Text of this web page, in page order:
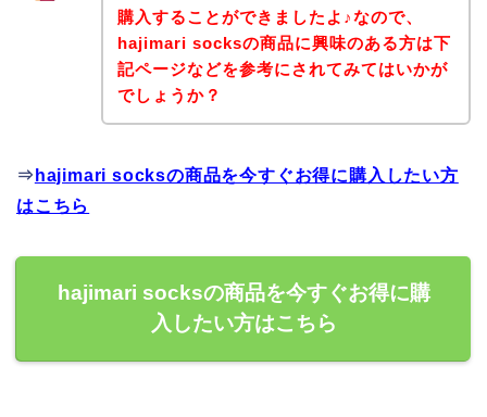
購入することができましたよ♪なので、
hajimari socksの商品に興味のある方は下
記ページなどを参考にされてみてはいかが
でしょうか？
⇒ hajimari socksの商品を今すぐお得に購入したい方
はこちら
hajimari socksの商品を今すぐお得に購
入したい方はこちら